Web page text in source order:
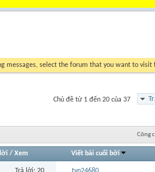
messages, select the forum that you want to
Chủ đề từ 1 đến 20 của 37
Công
/ Xem Viết bài cuối bởi